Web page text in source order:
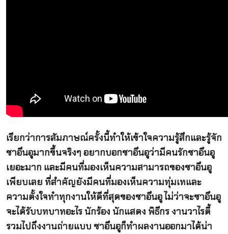
เรียกว่าการสัมภาษณ์ครั้งนี้ทำให้เข้าใจความรู้สึกและรู้จัก
ชาอึนอูมากขึ้นจริงๆ อยากบอกชาอึนอูว่ามีคนรักชาอึนอู
เยอะมาก และมีคนที่มองเห็นความสามารถของชาอึนอู
เพียบเลย ที่สำคัญยังมีคนที่มองเห็นความทุ่มเทและ
ความตั้งใจทำทุกงานให้ดีที่สุดของชาอึนอู ไม่ว่าจะชาอึนอู
จะได้รับบทบาทอะไร นักร้อง นักแสดง พิธีกร งานวาไรตี้
รวมไปถึงงานถ่ายแบบ ชาอึนอูก็ทำผลงานออกมาได้น่า